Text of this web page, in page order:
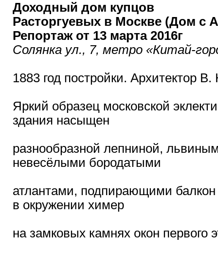
Доходный дом купцов
Расторгуевых в Москве (Дом с
Репортаж от 13 марта 2016г
Солянка ул., 7, метро «Китай-
1883 год постройки. Архитектор
Яркий образец московской
здания насыщен
разнообразной лепниной,
невесёлыми бородатыми
атлантами, подпирающими
в окружении химер
на замковых камнях окон первого